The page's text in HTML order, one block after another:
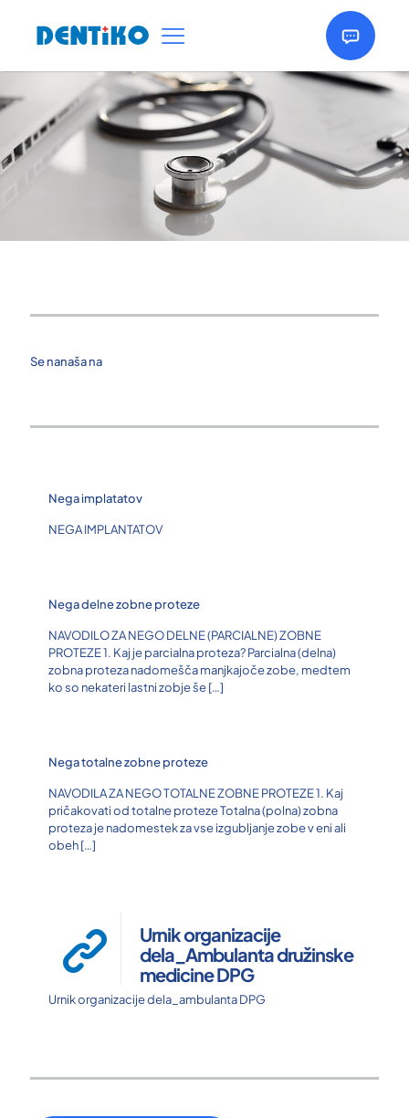
Se nanaša na
Nega implatatov
NEGA IMPLANTATOV
Nega delne zobne proteze
NAVODILO ZA NEGO DELNE (PARCIALNE) ZOBNE
PROTEZE 1. Kaj je parcialna proteza? Parcialna (delna)
zobna proteza nadomešča manjkajoče zobe, medtem
ko so nekateri lastni zobje še[…]
Nega totalne zobne proteze
NAVODILA ZA NEGO TOTALNE ZOBNE PROTEZE 1. Kaj
pričakovati od totalne proteze Totalna (polna) zobna
proteza je nadomestek za vse izgubljanje zobe v eni ali
obeh[…]
Urnik organizacije
dela_Ambulanta družinske
medicine DPG
Urnik organizacije dela_ambulanta DPG